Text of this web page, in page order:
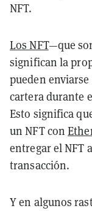
NFT.
Los NFT—que
significan la
pueden
cartera durante
Esto significa
un NFT con
entregar el NFT
transacción.
Y en algunos